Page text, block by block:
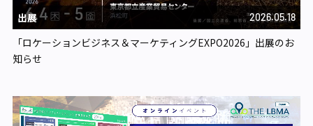
出展 2026.05.18
「ロケーションビジネス＆マーケティングEXPO2026」出展のお
知らせ